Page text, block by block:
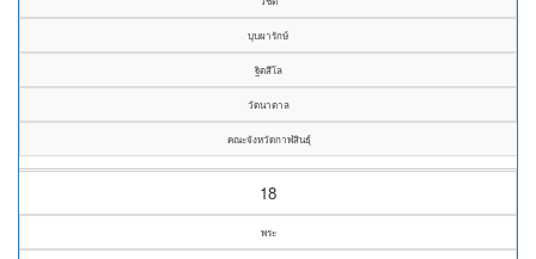
บุบผารักษ์
ฐิตสีโล
วัดนาตาล
คณะจังหวัดกาฬสินธุ์
18
พระ